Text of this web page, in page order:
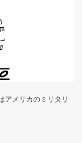
アメリカのミリタリ